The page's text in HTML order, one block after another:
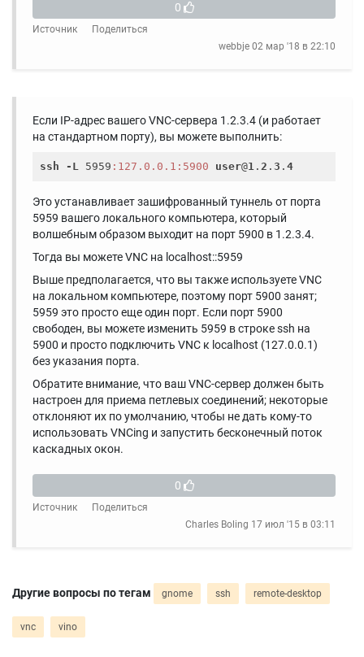
0
Источник
Поделиться
webbje 02 мар '18 в 22:10
Если IP-адрес вашего VNC-сервера 1.2.3.4 (и работает
на стандартном порту), вы можете выполнить:
ssh -L 5959 :127.0.0.1 :5900 user@1 .2 .3 .4
Это устанавливает зашифрованный туннель от порта
5959 вашего локального компьютера, который
волшебным образом выходит на порт 5900 в 1.2.3.4.
Тогда вы можете VNC на localhost::5959
Выше предполагается, что вы также используете VNC
на локальном компьютере, поэтому порт 5900 занят;
5959 это просто еще один порт. Если порт 5900
свободен, вы можете изменить 5959 в строке ssh на
5900 и просто подключить VNC к localhost (127.0.0.1)
без указания порта.
Обратите внимание, что ваш VNC-сервер должен быть
настроен для приема петлевых соединений; некоторые
отклоняют их по умолчанию, чтобы не дать кому-то
использовать VNCing и запустить бесконечный поток
каскадных окон.
0
Источник
Поделиться
Charles Boling 17 июл '15 в 03:11
Другие вопросы по тегам gnome ssh remote-desktop
vnc vino